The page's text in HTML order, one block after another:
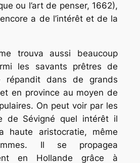
ou l’art de penser, 1662),
a de l’intérêt et de la
trouva aussi beaucoup
les savants prêtres de
répandit dans de grands
en province au moyen de
On peut voir par les
de Sévigné quel intérêt il
haute aristocratie, même
Il se propagea
en Hollande grâce à